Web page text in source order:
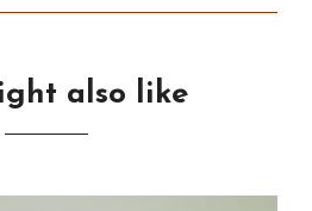
also like